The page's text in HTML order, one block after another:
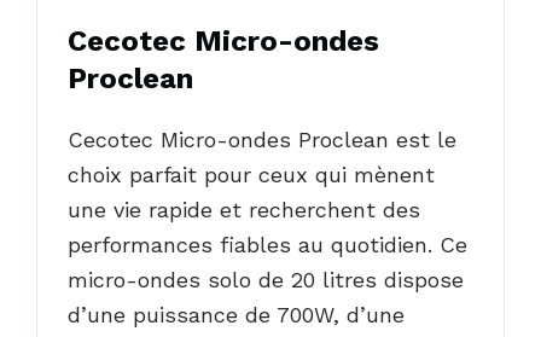
Cecotec Micro-ondes
Proclean
Cecotec Micro-ondes Proclean est le
choix parfait pour ceux qui mènent
une vie rapide et recherchent des
performances fiables au quotidien. Ce
micro-ondes solo de 20 litres dispose
d’une puissance de 700W, d’une